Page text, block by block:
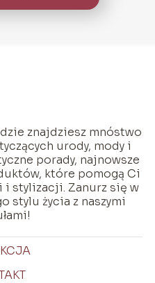
znajdziesz mnóstwo
urody, mody i
porady, najnowsze
które pomogą Ci
stylizacji. Zanurz się w
stylu życia z naszymi